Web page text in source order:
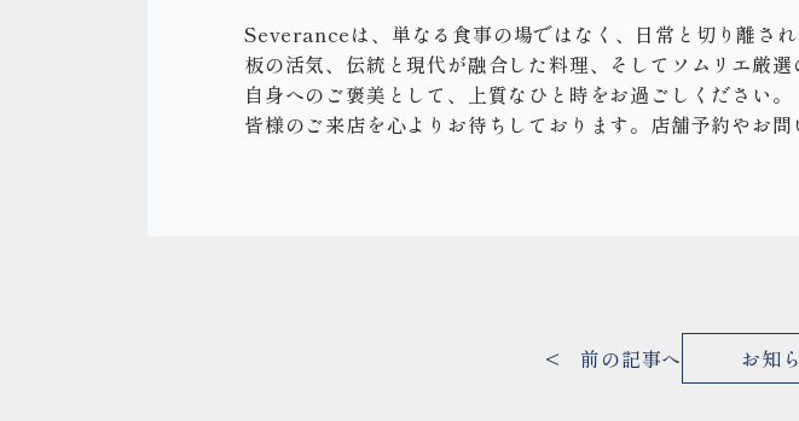
Severanceは、単なる食事の場ではなく、日常と切り離さ
板の活気、伝統と現代が融合した料理、そしてソムリエ厳
自身へのご褒美として、上質なひと時をお過ごしください。
皆様のご来店を心よりお待ちしております。店舗予約やお
< 前の記事へ お知